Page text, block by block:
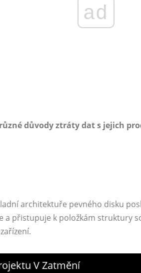
ad
důvody ztráty dat s jejich
architektuře pevného disku
a přistupuje k položkám struktury
V Zatmění